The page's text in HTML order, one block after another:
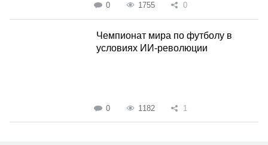
0 1755 0
Чемпионат мира по футболу в
условиях ИИ-революции
0 1182 1